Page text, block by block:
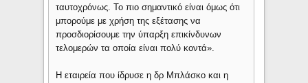
ταυτοχρόνως. Το πιο σημαντικό είναι όμως ότι
μπορούμε με χρήση της εξέτασης να
προσδιορίσουμε την ύπαρξη επικίνδυνων
τελομερών τα οποία είναι πολύ κοντά».
Η εταιρεία που ίδρυσε η δρ Μπλάσκο και η